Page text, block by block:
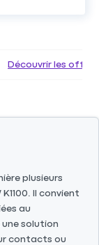
Découvrir les
plusieurs
Il convient
au
solution
contacts ou